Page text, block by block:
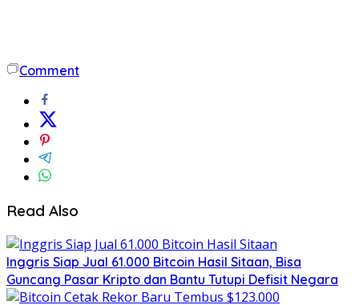
Comment
Read Also
Inggris Siap Jual 61.000 Bitcoin Hasil Sitaan, Bisa
Guncang Pasar Kripto dan Bantu Tutupi Defisit Negara